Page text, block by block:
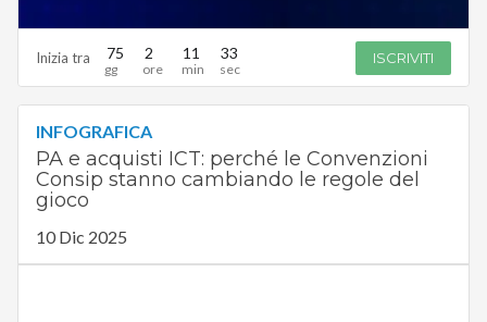
Inizia tra 75 2 11 32 ISCRIVITI
INFOGRAFICA
PA e acquisti ICT: perché le Convenzioni
Consip stanno cambiando le regole del
gioco
10 Dic 2025